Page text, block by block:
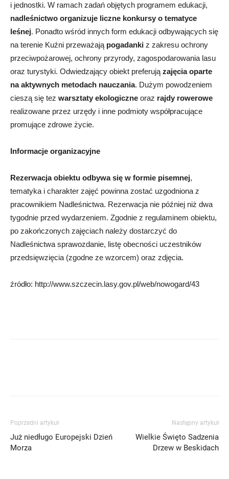
i jednostki. W ramach zadań objętych programem edukacji,
nadleśnictwo organizuje liczne konkursy o tematyce
leśnej. Ponadto wśród innych form edukacji odbywających się
na terenie Kuźni przeważają pogadanki z zakresu ochrony
przeciwpożarowej, ochrony przyrody, zagospodarowania lasu
oraz turystyki. Odwiedzający obiekt preferują zajęcia oparte
na aktywnych metodach nauczania. Dużym powodzeniem
cieszą się tez warsztaty ekologiczne oraz rajdy rowerowe
realizowane przez urzędy i inne podmioty współpracujące
promujące zdrowe życie.
Informacje organizacyjne
Rezerwacja obiektu odbywa się w formie pisemnej,
tematyka i charakter zajęć powinna zostać uzgodniona z
pracownikiem Nadleśnictwa. Rezerwacja nie później niż dwa
tygodnie przed wydarzeniem. Zgodnie z regulaminem obiektu,
po zakończonych zajęciach należy dostarczyć do
Nadleśnictwa sprawozdanie, listę obecności uczestników
przedsięwzięcia (zgodne ze wzorcem) oraz zdjęcia.
źródło: http://www.szczecin.lasy.gov.pl/web/nowogard/43
Poprzedni artykuł
Już niedługo Europejski Dzień
Morza
Następny artykuł
Wielkie Święto Sadzenia
Drzew w Beskidach